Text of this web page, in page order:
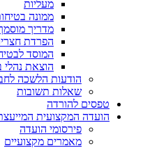
מעליות
ממונה
מדריך
הפרדת
המוסד
הוצאת
הודעות הלשכה
שאלות תשובות
טפסים להורדה
הועדה המקצועית
פירסומי הועדה
מאמרים מקצועיים